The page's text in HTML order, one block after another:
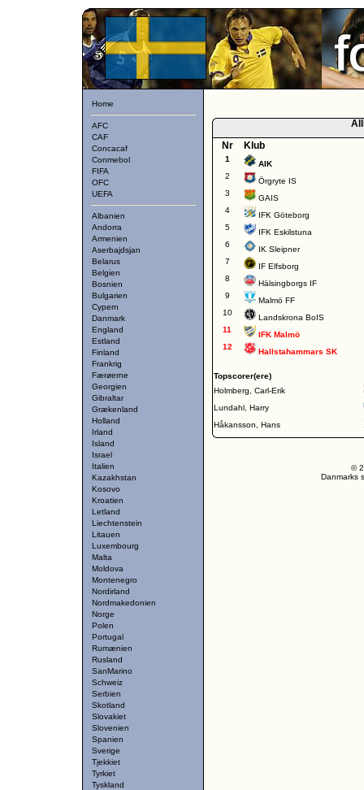
Home
AFC
CAF
Concacaf
Conmebol
FIFA
OFC
UEFA
Albanien
Andorra
Armenien
Aserbajdsjan
Belarus
Belgien
Bosnien
Bulgarien
Cypern
Danmark
England
Estland
Finland
Frankrig
Færøerne
Georgien
Gibraltar
Grækenland
Holland
Irland
Island
Israel
Italien
Kazakhstan
Kosovo
Kroatien
Letland
Liechtenstein
Litauen
Luxembourg
Malta
Moldova
Montenegro
Nordirland
Nordmakedonien
Norge
Polen
Portugal
Rumænien
Rusland
SanMarino
Schweiz
Serbien
Skotland
Slovakiet
Slovenien
Spanien
Sverige
Tjekkiet
Tyrkiet
Tyskland
Nr
Klub
1
AIK
2
Örgryte IS
3
GAIS
4
IFK Göteborg
5
IFK Eskilstuna
6
IK Sleipner
7
IF Elfsborg
8
Hälsingborgs IF
9
Malmö FF
10
Landskrona BoIS
11
IFK Malmö
12
Hallstahammars SK
Topscorer(ere)
Holmberg, Carl-Erik
Lundahl, Harry
Håkansson, Hans
©
Danmarks